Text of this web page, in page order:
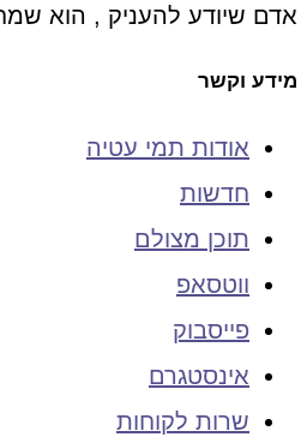
אדם שיודע להעניק , הוא
מידע וקשר
אודות תמי עטיה
חדשות
תוכן מצולם
ווטסאפ
פייסבוק
אינסטגרם
שרות לקוחות